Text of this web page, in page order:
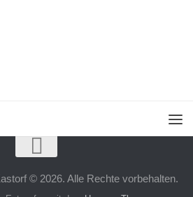
© 2026. Alle Rechte vorbehalten.